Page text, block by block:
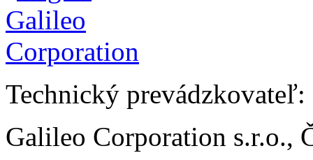
Technický prevádzkovateľ:
Galileo Corporation s.r.o.,